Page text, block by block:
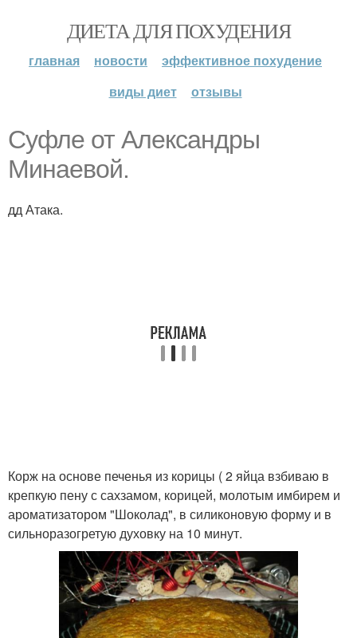
ДИЕТА ДЛЯ ПОХУДЕНИЯ
главная новости
эффективное похудение
виды диет
отзывы
Суфле от Александры
Минаевой.
дд Атака.
Корж на основе печенья из корицы ( 2 яйца взбиваю в
крепкую пену с сахзамом, корицей, молотым имбирем и
ароматизатором "Шоколад", в силиконовую форму и в
сильноразогретую духовку на 10 минут.